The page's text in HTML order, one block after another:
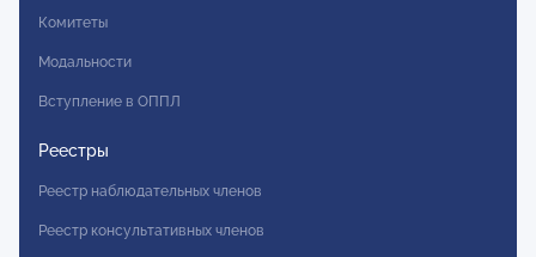
Комитеты
Модальности
Вступление в ОППЛ
Реестры
Реестр наблюдательных членов
Реестр консультативных членов